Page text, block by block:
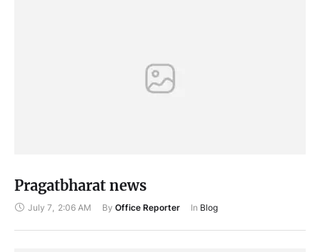
Pragatbharat news
July 7 2:06 AM By Office Reporter In Blog